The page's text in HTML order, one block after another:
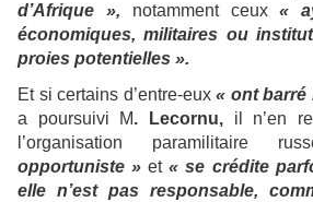
d’Afrique », notamment ceux«
économiques, militaires ou
proies potentielles ».
Et si certains d’entre-eux« ont barré
a poursuivi M. Lecornu, il n’en
l’organisation paramilitaire
opportuniste » et« se crédite
elle n’est pas responsable,